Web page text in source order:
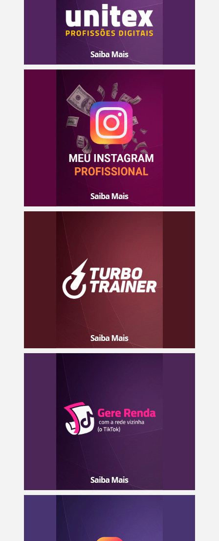
mercado digital.
Saiba mais
Aprenda em 3 aulas objetivas como criar o seu perfil no
Instagram do zero, de forma estratégica e esteja bem
posicionado para receber seus futuros clientes de
mídias digitais.
Saiba mais
Toda a minha experiência em suas mãos! Aprenda o meu
método prático para criar o seu primeiro curso digital do
ZERO e venda todos os dias na internet!
Toda a minha experiência em suas mãos! Aprenda o meu
método prático para criar o seu primeiro curso digital do
ZERO e venda todos os dias na internet!